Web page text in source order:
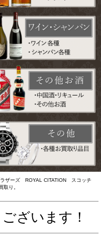
ザーズ ROYAL CITATION スコッチ
り。
ざいます！